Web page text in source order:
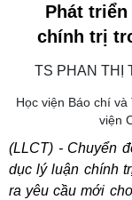
Phát
chính trị
TS PHAN THỊ
Học viện Báo chí
viện
(LLCT) - Chuyển
dục lý luận chính
ra yêu cầu mới